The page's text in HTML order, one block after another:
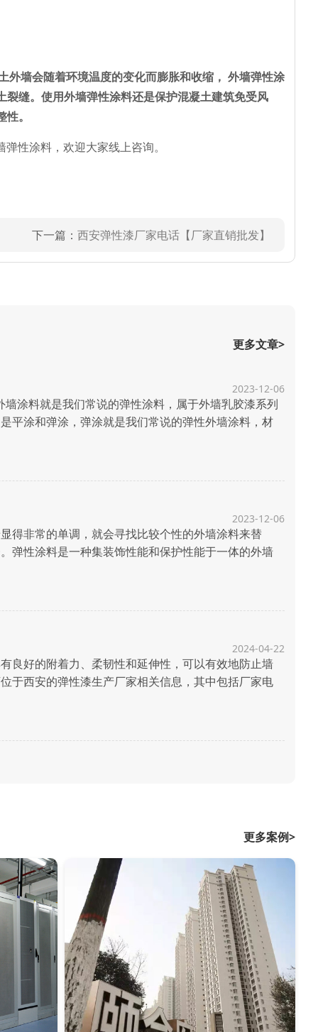
墙会随着环境温度的变化而膨胀和收缩， 外墙弹性涂
缝。使用外墙弹性涂料还是保护混凝土建筑免受风
。
性涂料，欢迎大家线上咨询。
下一篇：西安弹性漆厂家电话【厂家直销批发】
更多文章>
2023-12-06
料就是我们常说的弹性涂料，属于外墙乳胶漆系列
平涂和弹涂，弹涂就是我们常说的弹性外墙涂料，材
2023-12-06
非常的单调，就会寻找比较个性的外墙涂料来替
弹性涂料是一种集装饰性能和保护性能于一体的外墙
2024-04-22
好的附着力、柔韧性和延伸性，可以有效地防止墙
于西安的弹性漆生产厂家相关信息，其中包括厂家电
更多案例>